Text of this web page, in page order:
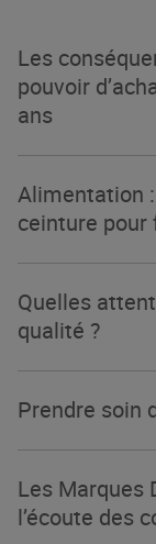
Les
pouvoir
ans
Alimentation
ceinture pour
Quelles
qualité ?
Prendre soin
Les Marques
l’écoute des